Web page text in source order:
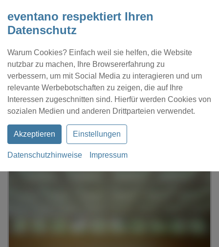
eventano respektiert Ihren
Datenschutz
Warum Cookies? Einfach weil sie helfen, die Website
nutzbar zu machen, Ihre Browsererfahrung zu
verbessern, um mit Social Media zu interagieren und um
relevante Werbebotschaften zu zeigen, die auf Ihre
Interessen zugeschnitten sind. Hierfür werden Cookies von
sozialen Medien und anderen Drittparteien verwendet.
Akzeptieren Einstellungen
Datenschutzhinweise Impressum
Kontakt Location eintragen Profil
Strudelbachhalle